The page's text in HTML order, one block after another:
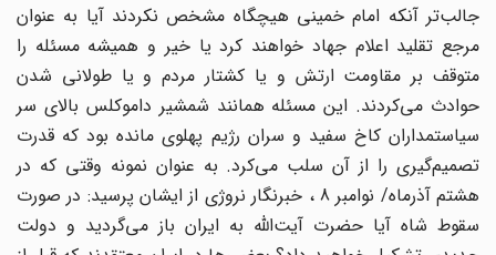
جالبتر آنکه امام خمینی هیچگاه مشخص نکردند آیا به عنوان
مرجع تقلید اعلام جهاد خواهند کرد یا خیر و همیشه مسئله را
متوقف بر مقاومت ارتش و یا کشتار مردم و یا طولانی شدن
حوادث می‌کردند. این مسئله همانند شمشیر داموکلس بالای سر
سیاستمداران کاخ سفید و سران رژیم پهلوی مانده بود که قدرت
تصمیم‌گیری را از آن سلب میکرد. به عنوان نمونه وقتی که در
هشتم آذرماه/ نوامبر 8 ، خبرنگار نروژی از ایشان پرسید: در صورت
سقوط شاه آیا حضرت آیت‌الله به ایران باز‌ می‌گردید و دولت